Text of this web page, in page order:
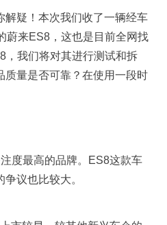
解疑！本次我们收了一辆经车
蔚来ES8，这也是目前全网找
，我们将对其进行测试和拆
质量是否可靠？在使用一段时
度最高的品牌。ES8这款车
议也比较大。